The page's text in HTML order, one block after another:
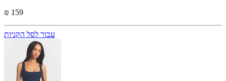
₪ 159
עבור לסל הקניות